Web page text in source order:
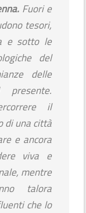
Fuori e
tesori,
e sotto le
del
delle
il
di una città
e ancora
viva e
mentre
talora
che lo